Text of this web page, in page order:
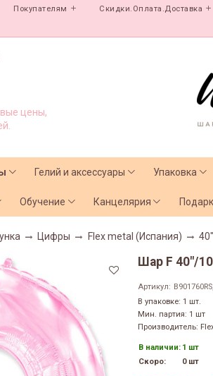
Покупателям Скидки.Оплата.Доставка
цены,
Гелий и аксессуары Упаковка
Обучение Канцелярия
Цифры Flex metal (Испания)
Шар F 40"/
Артикул:
В упаковке: 1 шт.
Мин. партия: 1 шт
Производитель:
В наличии: 1 шт
Скоро:
0 шт